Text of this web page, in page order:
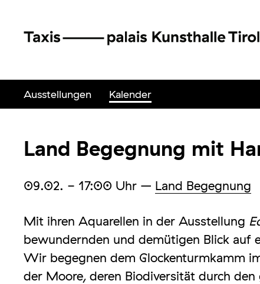
Ausstellungen Kalender
Land Begegnung mit
09.02. - 17:00 Uhr – Land Begegnung
Mit ihren Aquarellen in der Ausstellung
bewundernden und demütigen Blick auf
Wir begegnen dem Glockenturmkamm
der Moore, deren Biodiversität durch